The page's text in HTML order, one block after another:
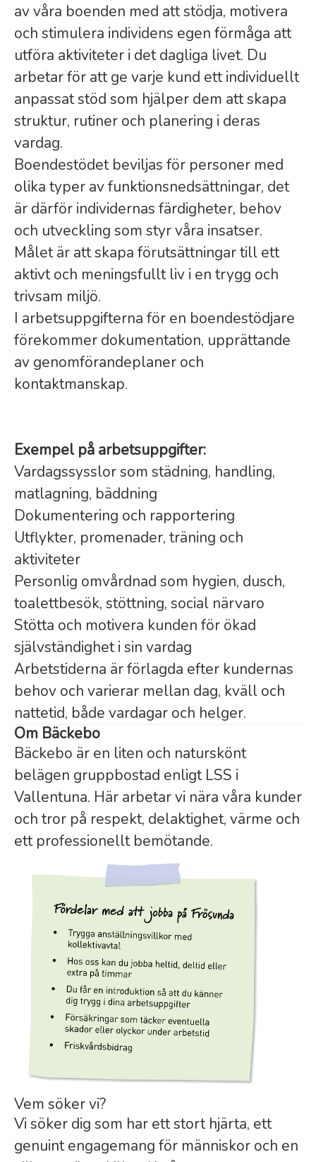
av våra boenden med att stödja, motivera
och stimulera individens egen förmåga att
utföra aktiviteter i det dagliga livet. Du
arbetar för att ge varje kund ett individuellt
anpassat stöd som hjälper dem att skapa
struktur, rutiner och planering i deras
vardag.
Boendestödet beviljas för personer med
olika typer av funktionsnedsättningar, det
är därför individernas färdigheter, behov
och utveckling som styr våra insatser.
Målet är att skapa förutsättningar till ett
aktivt och meningsfullt liv i en trygg och
trivsam miljö.
I arbetsuppgifterna för en boendestödjare
förekommer dokumentation, upprättande
av genomförandeplaner och
kontaktmanskap.
Exempel på arbetsuppgifter:
Vardagssysslor som städning, handling,
matlagning, bäddning
Dokumentering och rapportering
Utflykter, promenader, träning och
aktiviteter
Personlig omvårdnad som hygien, dusch,
toalettbesök, stöttning, social närvaro
Stötta och motivera kunden för ökad
självständighet i sin vardag
Arbetstiderna är förlagda efter kundernas
behov och varierar mellan dag, kväll och
nattetid, både vardagar och helger.
Om Bäckebo
Bäckebo är en liten och naturskönt
belägen gruppbostad enligt LSS i
Vallentuna. Här arbetar vi nära våra kunder
och tror på respekt, delaktighet, värme och
ett professionellt bemötande.
Vem söker vi?
Vi söker dig som har ett stort hjärta, ett
genuint engagemang för människor och en